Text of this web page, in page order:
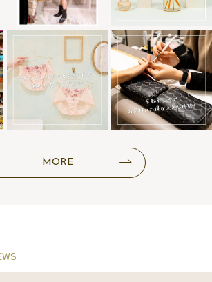
MORE